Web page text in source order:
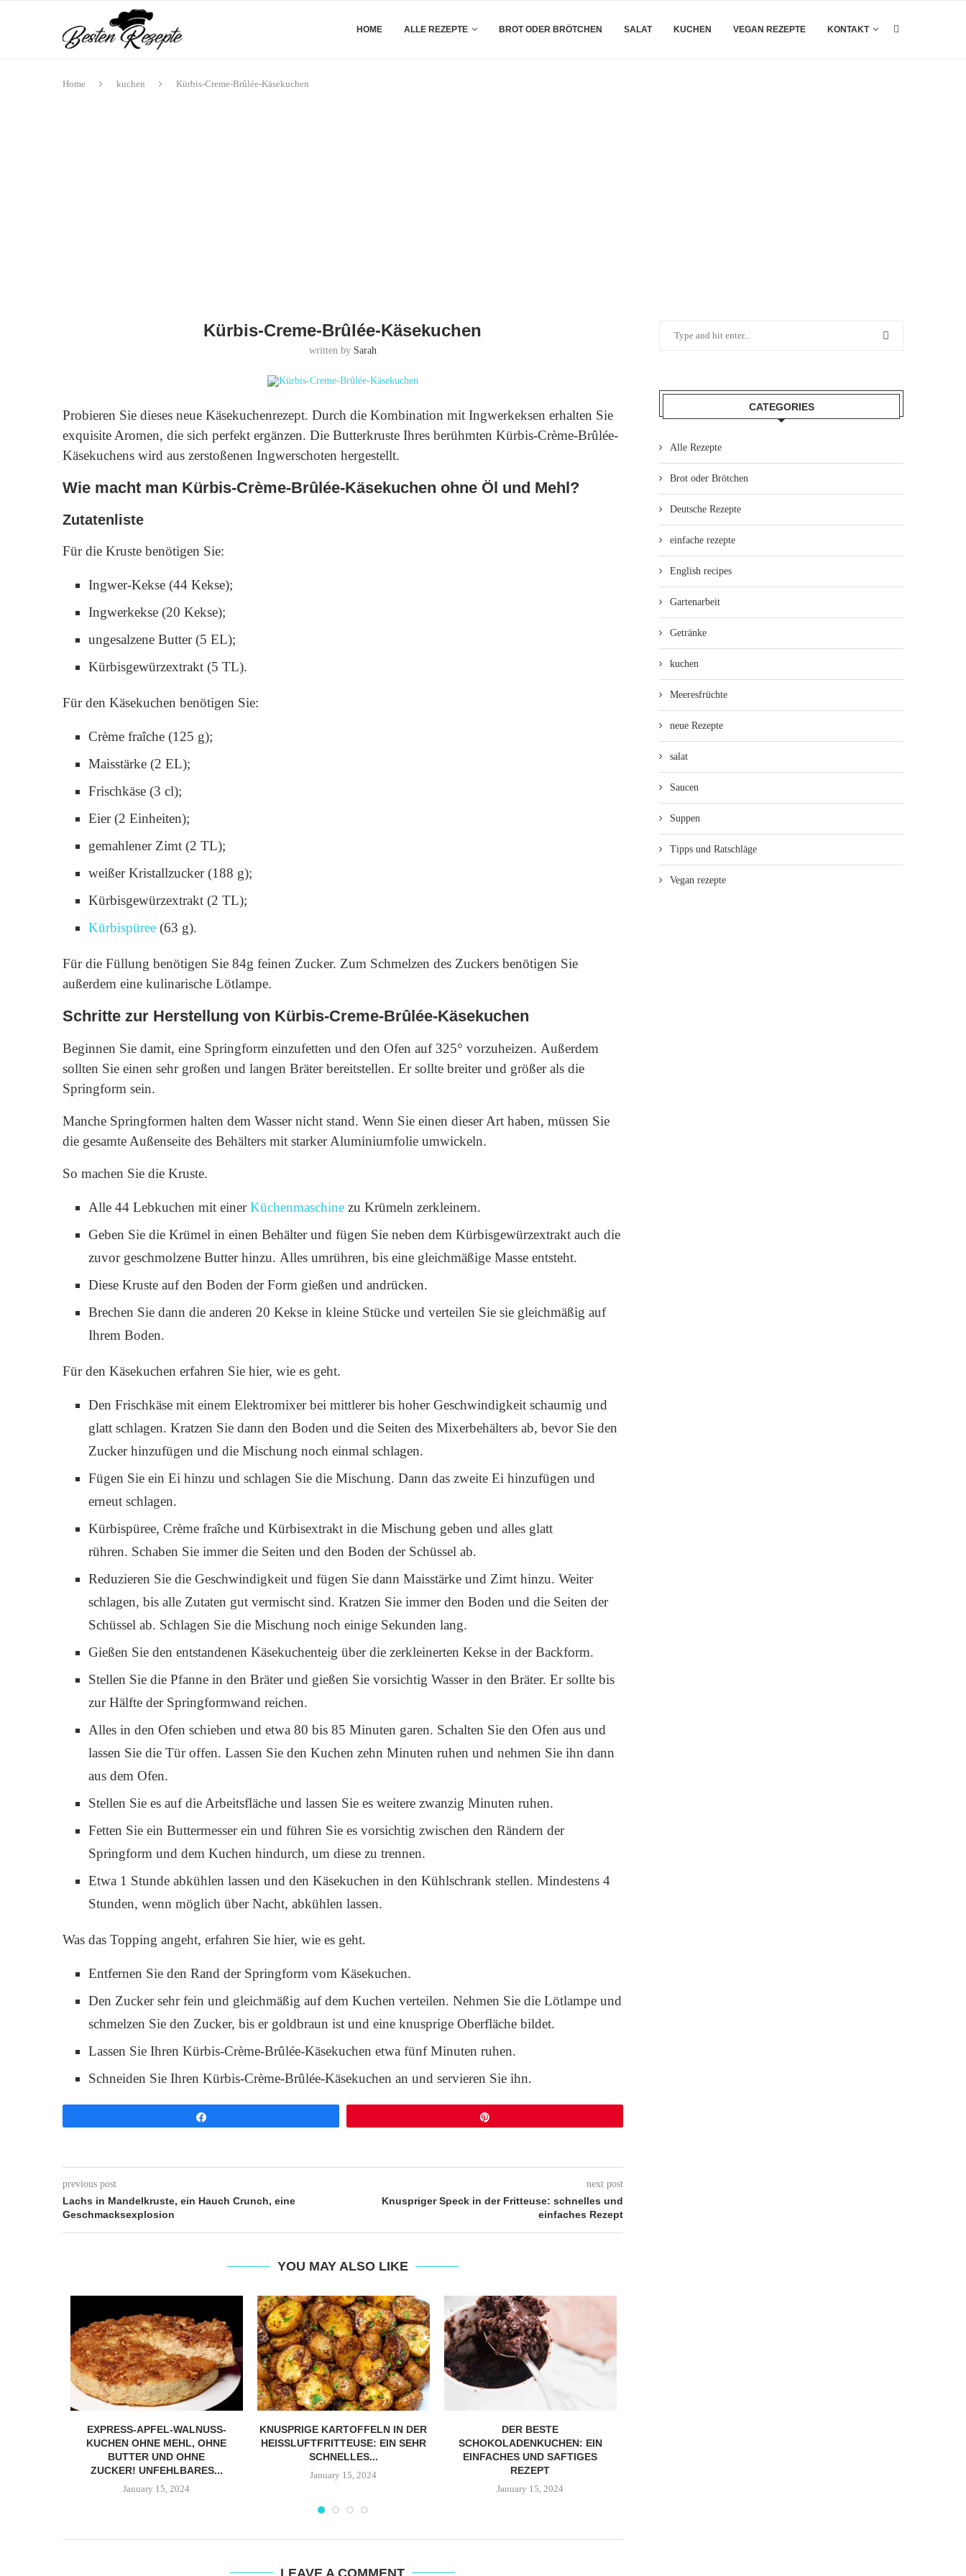
HOME ALLE REZEPTE BROT ODER BRÖTCHEN SALAT KUCHEN VEGAN REZEPTE KONTAKT
Home kuchen Kürbis-Creme-Brûlée-Käsekuchen
Kürbis-Creme-Brûlée-Käsekuchen
written by Sarah
Probieren Sie dieses neue Käsekuchenrezept. Durch die Kombination mit Ingwerkeksen erhalten Sie
exquisite Aromen, die sich perfekt ergänzen. Die Butterkruste Ihres berühmten Kürbis-Crème-Brûlée-
Käsekuchens wird aus zerstoßenen Ingwerschoten hergestellt.
Wie macht man Kürbis-Crème-Brûlée-Käsekuchen ohne Öl und Mehl?
Zutatenliste
Für die Kruste benötigen Sie:
Ingwer-Kekse (44 Kekse);
Ingwerkekse (20 Kekse);
ungesalzene Butter (5 EL);
Kürbisgewürzextrakt (5 TL).
Für den Käsekuchen benötigen Sie:
Crème fraîche (125 g);
Maisstärke (2 EL);
Frischkäse (3 cl);
Eier (2 Einheiten);
gemahlener Zimt (2 TL);
weißer Kristallzucker (188 g);
Kürbisgewürzextrakt (2 TL);
Kürbispüree (63 g).
Für die Füllung benötigen Sie 84g feinen Zucker. Zum Schmelzen des Zuckers benötigen Sie
außerdem eine kulinarische Lötlampe.
Schritte zur Herstellung von Kürbis-Creme-Brûlée-Käsekuchen
Beginnen Sie damit, eine Springform einzufetten und den Ofen auf 325° vorzuheizen. Außerdem
sollten Sie einen sehr großen und langen Bräter bereitstellen. Er sollte breiter und größer als die
Springform sein.
Manche Springformen halten dem Wasser nicht stand. Wenn Sie einen dieser Art haben, müssen Sie
die gesamte Außenseite des Behälters mit starker Aluminiumfolie umwickeln.
So machen Sie die Kruste.
Alle 44 Lebkuchen mit einerKüchenmaschine zu Krümeln zerkleinern.
Geben Sie die Krümel in einen Behälter und fügen Sie neben dem Kürbisgewürzextrakt auch die
zuvor geschmolzene Butter hinzu. Alles umrühren, bis eine gleichmäßige Masse entsteht.
Diese Kruste auf den Boden der Form gießen und andrücken.
Brechen Sie dann die anderen 20 Kekse in kleine Stücke und verteilen Sie sie gleichmäßig auf
Ihrem Boden.
Für den Käsekuchen erfahren Sie hier, wie es geht.
Den Frischkäse mit einem Elektromixer bei mittlerer bis hoher Geschwindigkeit schaumig und
glatt schlagen. Kratzen Sie dann den Boden und die Seiten des Mixerbehälters ab, bevor Sie den
Zucker hinzufügen und die Mischung noch einmal schlagen.
Fügen Sie ein Ei hinzu und schlagen Sie die Mischung. Dann das zweite Ei hinzufügen und
erneut schlagen.
Kürbispüree, Crème fraîche und Kürbisextrakt in die Mischung geben und alles glatt
rühren. Schaben Sie immer die Seiten und den Boden der Schüssel ab.
Reduzieren Sie die Geschwindigkeit und fügen Sie dann Maisstärke und Zimt hinzu. Weiter
schlagen, bis alle Zutaten gut vermischt sind. Kratzen Sie immer den Boden und die Seiten der
Schüssel ab. Schlagen Sie die Mischung noch einige Sekunden lang.
Gießen Sie den entstandenen Käsekuchenteig über die zerkleinerten Kekse in der Backform.
Stellen Sie die Pfanne in den Bräter und gießen Sie vorsichtig Wasser in den Bräter. Er sollte bis
zur Hälfte der Springformwand reichen.
Alles in den Ofen schieben und etwa 80 bis 85 Minuten garen. Schalten Sie den Ofen aus und
lassen Sie die Tür offen. Lassen Sie den Kuchen zehn Minuten ruhen und nehmen Sie ihn dann
aus dem Ofen.
Stellen Sie es auf die Arbeitsfläche und lassen Sie es weitere zwanzig Minuten ruhen.
Fetten Sie ein Buttermesser ein und führen Sie es vorsichtig zwischen den Rändern der
Springform und dem Kuchen hindurch, um diese zu trennen.
Etwa 1 Stunde abkühlen lassen und den Käsekuchen in den Kühlschrank stellen. Mindestens 4
Stunden, wenn möglich über Nacht, abkühlen lassen.
Was das Topping angeht, erfahren Sie hier, wie es geht.
Entfernen Sie den Rand der Springform vom Käsekuchen.
Den Zucker sehr fein und gleichmäßig auf dem Kuchen verteilen. Nehmen Sie die Lötlampe und
schmelzen Sie den Zucker, bis er goldbraun ist und eine knusprige Oberfläche bildet.
Lassen Sie Ihren Kürbis-Crème-Brûlée-Käsekuchen etwa fünf Minuten ruhen.
Schneiden Sie Ihren Kürbis-Crème-Brûlée-Käsekuchen an und servieren Sie ihn.
previous post
Lachs in Mandelkruste, ein Hauch Crunch, eine
Geschmacksexplosion
next post
Knuspriger Speck in der Fritteuse: schnelles und
einfaches Rezept
YOU MAY ALSO LIKE
EXPRESS-APFEL-WALNUSS-
KUCHEN OHNE MEHL, OHNE
BUTTER UND OHNE
ZUCKER! UNFEHLBARES...
January 15, 2024
KNUSPRIGE KARTOFFELN IN DER
HEISSLUFTFRITTEUSE: EIN SEHR S
CHNELLES...
January 15, 2024
DER BESTE
SCHOKOLADENKUCHEN: EIN
EINFACHES UND SAFTIGES
REZEPT
January 15, 2024
LEAVE A COMMENT
CATEGORIES
Alle Rezepte
Brot oder Brötchen
Deutsche Rezepte
einfache rezepte
English recipes
Gartenarbeit
Getränke
kuchen
Meeresfrüchte
neue Rezepte
salat
Saucen
Suppen
Tipps und Ratschläge
Vegan rezepte